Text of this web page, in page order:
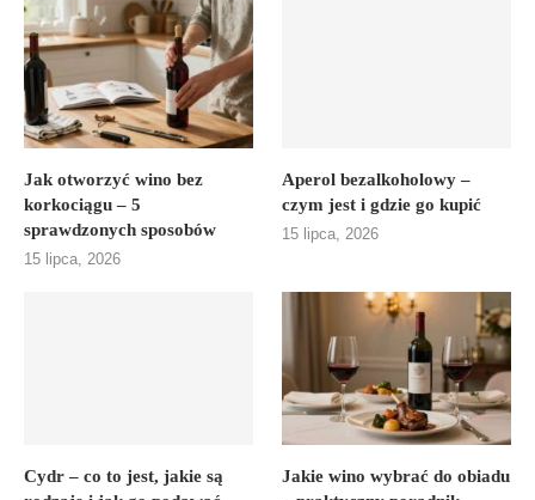
Jak otworzyć wino bez
korkociągu – 5
sprawdzonych sposobów
15 lipca, 2026
Aperol bezalkoholowy –
czym jest i gdzie go kupić
15 lipca, 2026
Cydr – co to jest, jakie są
Jakie wino wybrać do obiadu